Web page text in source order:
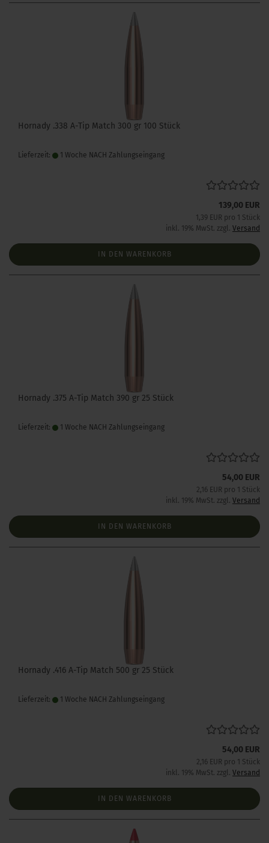
Hornady .338 A-Tip Match 300 gr 100 Stück
Lieferzeit: 1 Woche NACH Zahlungseingang
139,00 EUR
1,39 EUR pro 1 Stück
inkl. 19% MwSt. zzgl. Versand
IN DEN WARENKORB
Hornady .375 A-Tip Match 390 gr 25 Stück
Lieferzeit: 1 Woche NACH Zahlungseingang
54,00 EUR
2,16 EUR pro 1 Stück
inkl. 19% MwSt. zzgl. Versand
IN DEN WARENKORB
Hornady .416 A-Tip Match 500 gr 25 Stück
Lieferzeit: 1 Woche NACH Zahlungseingang
54,00 EUR
2,16 EUR pro 1 Stück
inkl. 19% MwSt. zzgl. Versand
IN DEN WARENKORB